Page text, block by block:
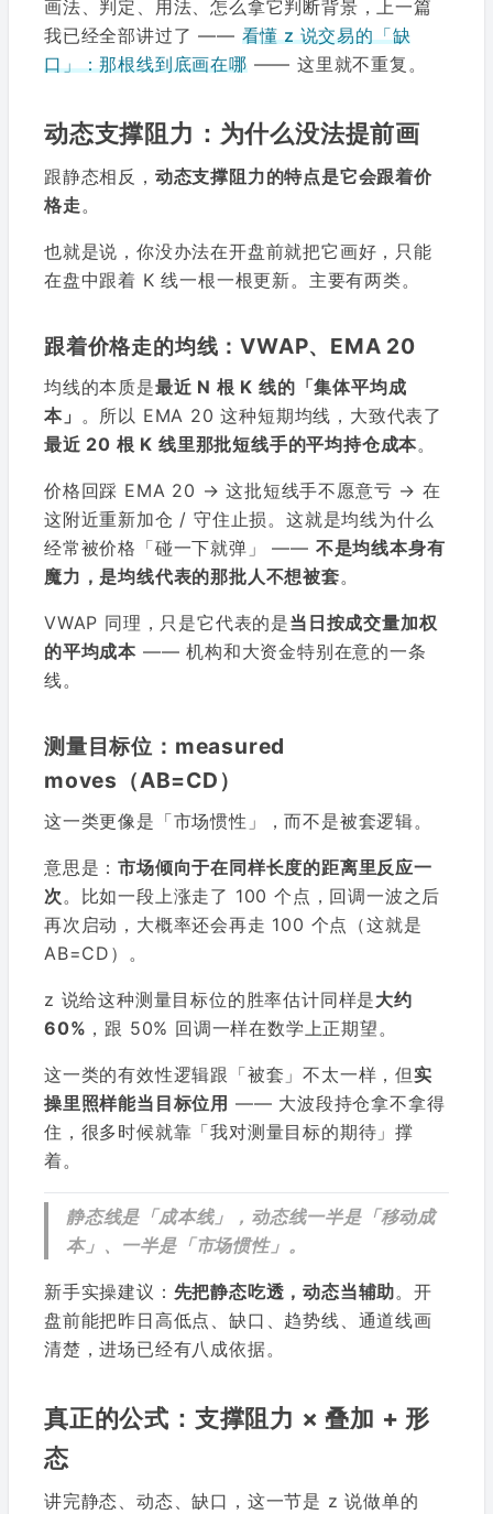
画法、判定、用法、怎么拿它判断背景，上一篇
我已经全部讲过了 —— 看懂 z 说交易的「缺
口」：那根线到底画在哪—— 这里就不重复。
动态支撑阻力：为什么没法提前画
跟静态相反， 动态支撑阻力的特点是它会跟着价
格走。
也就是说，你没办法在开盘前就把它画好，只能
在盘中跟着 K 线一根一根更新。主要有两类。
跟着价格走的均线：VWAP、EMA 20
均线的本质是最近 N 根 K 线的「集体平均成
本」 。所以 EMA 20 这种短期均线，大致代表了
最近 20 根 K 线里那批短线手的平均持仓成本。
价格回踩 EMA 20 → 这批短线手不愿意亏 → 在
这附近重新加仓 / 守住止损。这就是均线为什么
经常被价格「碰一下就弹」 —— 不是均线本身有
魔力，是均线代表的那批人不想被套。
VWAP 同理，只是它代表的是当日按成交量加权
的平均成本 —— 机构和大资金特别在意的一条
线。
测量目标位：measured
moves（AB=CD）
这一类更像是「市场惯性」，而不是被套逻辑。
意思是：市场倾向于在同样长度的距离里反应一
次。比如一段上涨走了 100 个点，回调一波之后
再次启动，大概率还会再走 100 个点（这就是
AB=CD）。
z 说给这种测量目标位的胜率估计同样是大约
60% ，跟 50% 回调一样在数学上正期望。
这一类的有效性逻辑跟「被套」不太一样，但实
操里照样能当目标位用 —— 大波段持仓拿不拿得
住，很多时候就靠「我对测量目标的期待」撑
着。
静态线是「成本线」，动态线一半是「移动成
本」、一半是「市场惯性」。
新手实操建议： 先把静态吃透，动态当辅助。开
盘前能把昨日高低点、缺口、趋势线、通道线画
清楚，进场已经有八成依据。
真正的公式：支撑阻力 × 叠加 + 形
态
讲完静态、动态、缺口，这一节是 z 说做单的